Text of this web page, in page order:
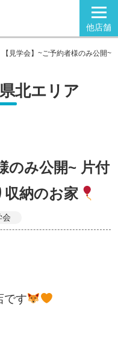
他店舗
【見学会】~ご予約者様のみ公開~
北エリア
のみ公開~ 片付
納のお家
会
です